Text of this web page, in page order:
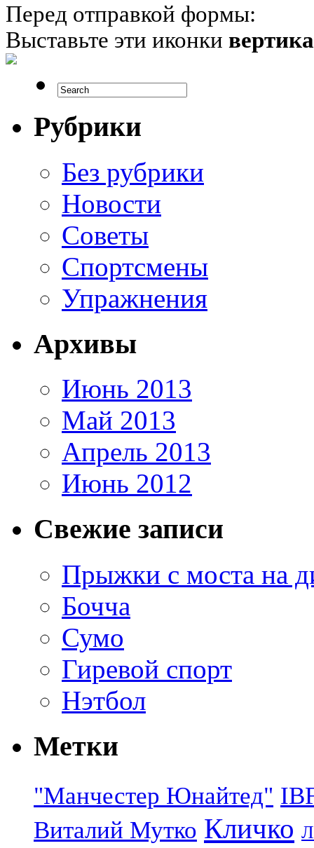
Перед отправкой формы:
Выставьте эти иконки
Рубрики
Без рубрики
Новости
Советы
Спортсмены
Упражнения
Архивы
Июнь 2013
Май 2013
Апрель 2013
Июнь 2012
Свежие записи
Прыжки с моста на
Бочча
Сумо
Гиревой спорт
Нэтбол
Метки
"Манчестер Юнайтед"
Виталий Мутко Кличко